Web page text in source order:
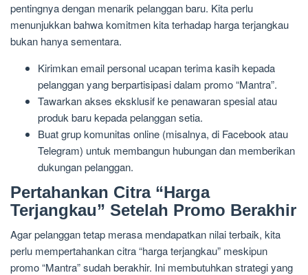
pentingnya dengan menarik pelanggan baru. Kita perlu
menunjukkan bahwa komitmen kita terhadap harga terjangkau
bukan hanya sementara.
Kirimkan email personal ucapan terima kasih kepada
pelanggan yang berpartisipasi dalam promo “Mantra”.
Tawarkan akses eksklusif ke penawaran spesial atau
produk baru kepada pelanggan setia.
Buat grup komunitas online (misalnya, di Facebook atau
Telegram) untuk membangun hubungan dan memberikan
dukungan pelanggan.
Pertahankan Citra “Harga
Terjangkau” Setelah Promo Berakhir
Agar pelanggan tetap merasa mendapatkan nilai terbaik, kita
perlu mempertahankan citra “harga terjangkau” meskipun
promo “Mantra” sudah berakhir. Ini membutuhkan strategi yang